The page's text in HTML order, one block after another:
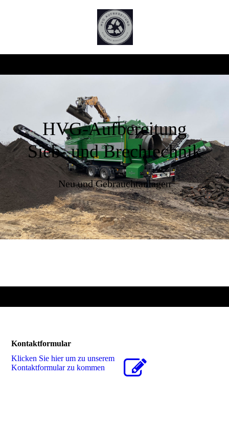
HVG-Aufbereitung
Sieb- und Brechtechnik
Neu und Gebrauchtanlagen
Kontaktformular
Klicken Sie hier um zu unserem
Kon­takt­for­mu­lar zu kommen